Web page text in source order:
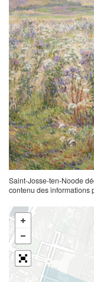
Saint-Josse-ten-Noode
contenu des informations